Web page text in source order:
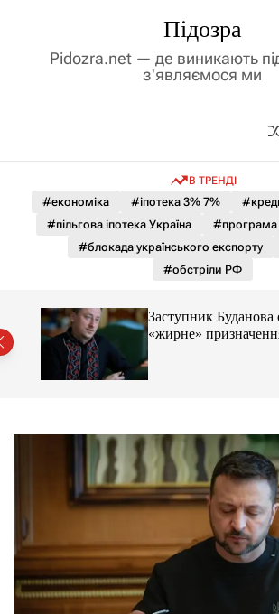
Підозра
Pidozra.net — де виникають
з'являємося ми
В ТРЕНДІ
#економіка #іпотека 3% 7%
#пільгова іпотека Україна
#програма
#блокада українського експорту
#обстріли РФ
Заступник Буданова
«жирне»